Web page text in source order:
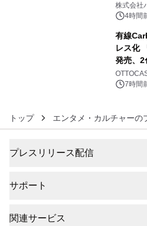
株式会社
4時間
有線
レス化
発売、2
7時間
トップ エンタメ・カルチャーの
プレスリリース配信
サポート
関連サービス